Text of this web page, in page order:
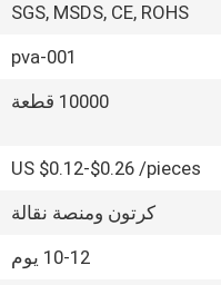
SGS, MSDS, CE, ROHS
pva-001
10000 قطعة
US $0.12-$0.26 /pieces
كرتون ومنصة نقالة
10-12 يوم